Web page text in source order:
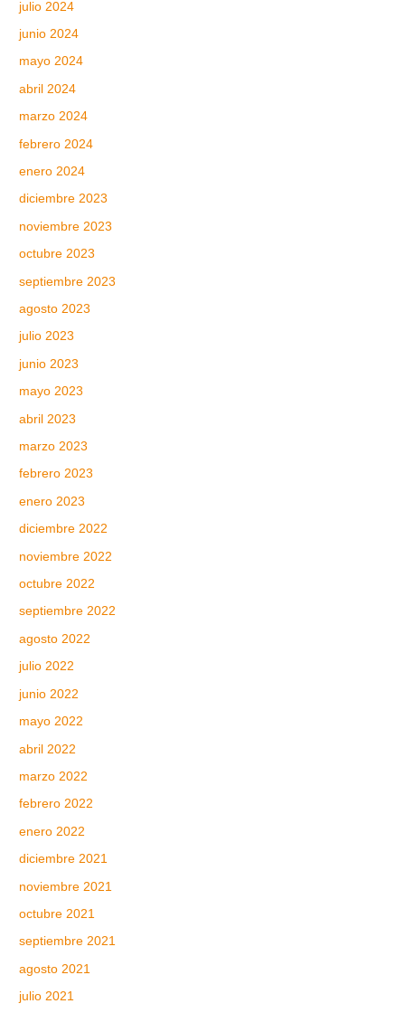
julio 2024
junio 2024
mayo 2024
abril 2024
marzo 2024
febrero 2024
enero 2024
diciembre 2023
noviembre 2023
octubre 2023
septiembre 2023
agosto 2023
julio 2023
junio 2023
mayo 2023
abril 2023
marzo 2023
febrero 2023
enero 2023
diciembre 2022
noviembre 2022
octubre 2022
septiembre 2022
agosto 2022
julio 2022
junio 2022
mayo 2022
abril 2022
marzo 2022
febrero 2022
enero 2022
diciembre 2021
noviembre 2021
octubre 2021
septiembre 2021
agosto 2021
julio 2021